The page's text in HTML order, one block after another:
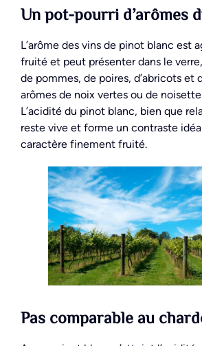
Un pot-pourri d’arômes
L’arôme des vins de pinot blanc est
fruité et peut présenter dans le
de pommes, de poires, d’abricots et
arômes de noix vertes ou de
L’acidité du pinot blanc, bien que
reste vive et forme un contraste
caractère finement fruité.
Pas comparable au